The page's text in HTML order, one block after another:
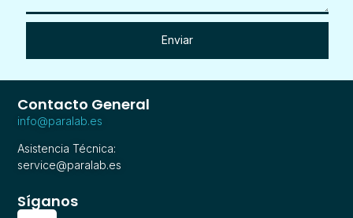
Enviar
Contacto General
info@paralab.es
Asistencia Técnica:
service@paralab.es
Síganos